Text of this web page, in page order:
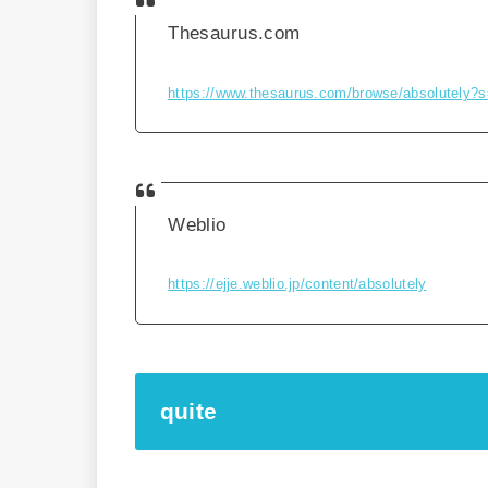
Thesaurus.com
https://www.thesaurus.com/browse/
Weblio
https://ejje.weblio.jp/content/absolutely
quite